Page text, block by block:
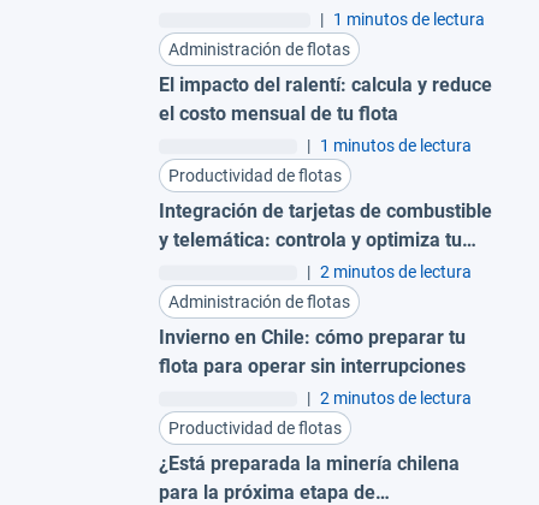
| 1 minutos de lectura
Administración de flotas
El impacto del ralentí: calcula y reduce
el costo mensual de tu flota
| 1 minutos de lectura
Productividad de flotas
Integración de tarjetas de combustible
y telemática: controla y optimiza tu
| 2 minutos de lectura
Administración de flotas
Invierno en Chile: cómo preparar tu
flota para operar sin interrupciones
| 2 minutos de lectura
Productividad de flotas
¿Está preparada la minería chilena
para la próxima etapa de